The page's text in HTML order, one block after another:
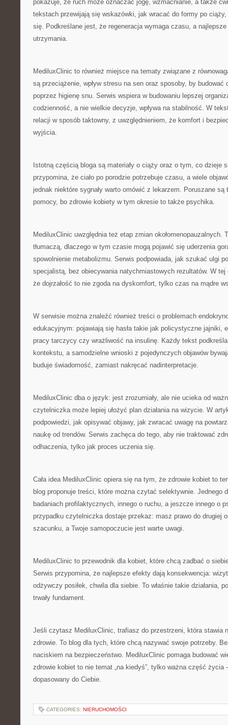
pokazuje, że ruch może oznaczać jogę, wzmacnianie, a także
tekstach przewijają się wskazówki, jak wracać do formy po
się. Podkreślane jest, że regeneracja wymaga czasu, a
utrzymania.
MediluxClinic to również miejsce na tematy związane z
są przeciążenie, wpływ stresu na sen oraz sposoby, by budować
poprzez higienę snu. Serwis wspiera w budowaniu lepszej
codzienność, a nie wielkie decyzje, wpływa na stabilność. W
relacji w sposób taktowny, z uwzględnieniem, że komfort i
wyjścia.
Istotną częścią bloga są materiały o ciąży oraz o tym, co dzieje
przypomina, że ciało po porodzie potrzebuje czasu, a wiele
jednak niektóre sygnały warto omówić z lekarzem. Poruszane
pomocy, bo zdrowie kobiety w tym okresie to także psychika.
MediluxClinic uwzględnia też etap zmian okołomenopauzalnych.
tłumaczą, dlaczego w tym czasie mogą pojawić się uderzenia
spowolnienie metabolizmu. Serwis podpowiada, jak szukać ulgi
specjalistą, bez obiecywania natychmiastowych rezultatów. W
że dojrzałość to nie zgoda na dyskomfort, tylko czas na mądre
W serwisie można znaleźć również treści o problemach
edukacyjnym: pojawiają się hasła takie jak policystyczne jajniki,
pracy tarczycy czy wrażliwość na insulinę. Każdy tekst
kontekstu, a samodzielne wnioski z pojedynczych objawów
buduje świadomość, zamiast nakręcać nadinterpretacje.
MediluxClinic dba o język: jest zrozumiały, ale nie ucieka od
czytelniczka może lepiej ułożyć plan działania na wizycie. W
podpowiedzi, jak opisywać objawy, jak zwracać uwagę na
naukę od trendów. Serwis zachęca do tego, aby nie traktować
odhaczenia, tylko jak proces uczenia się.
Cała idea MediluxClinic opiera się na tym, że zdrowie kobiet to
blog proponuje treści, które można czytać selektywnie. Jednego
badaniach profilaktycznych, innego o ruchu, a jeszcze innego o
przypadku czytelniczka dostaje przekaz: masz prawo do drugiej
szacunku, a Twoje samopoczucie jest warte uwagi.
MediluxClinic to przewodnik dla kobiet, które chcą zadbać o
Serwis przypomina, że najlepsze efekty dają konsekwencja:
odżywczy posiłek, chwila dla siebie. To właśnie takie działania,
trwały fundament.
Jeśli czytasz MediluxClinic, trafiasz do przestrzeni, która stawia
zdrowie. To blog dla tych, które chcą nazywać swoje potrzeby.
naciskiem na bezpieczeństwo. MediluxClinic pomaga budować
zdrowie kobiet to nie temat „na kiedyś”, tylko ważna część życia
dopasowany do Ciebie.
CATEGORIES: NIERUCHOMOŚCI